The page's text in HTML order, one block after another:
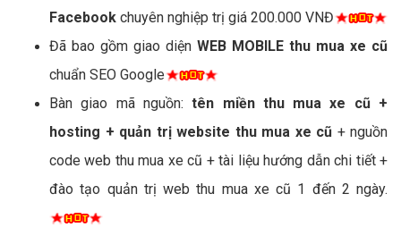
Facebook chuyên nghiệp trị giá 200.000 VNĐ
Đã bao gồm giao diện WEB MOBILE thu mua xe cũ
chuẩn SEO Google
Bàn giao mã nguồn:tên miền thu mua xe cũ +
hosting + quản trị website thu mua xe cũ + nguồn
code web thu mua xe cũ + tài liệu hướng dẫn chi tiết +
đào tạo quản trị web thu mua xe cũ 1 đến 2 ngày.